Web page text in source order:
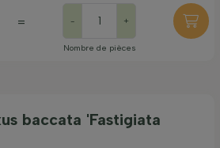
= - +
Nombre de pièces
baccata 'Fastigiata